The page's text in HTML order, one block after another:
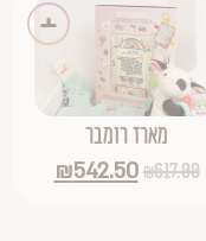
₪617.00
₪542.50
מארז רומבר